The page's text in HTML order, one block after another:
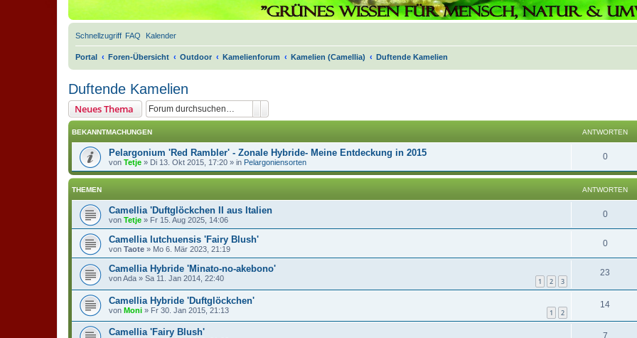
Schnellzugriff FAQ Kalender
Portal Foren-Übersicht Outdoor Kamelienforum Kamelien (Camellia) Duftende Kamelien
Duftende Kamelien
Neues Thema
BEKANNTMACHUNGEN ANTWORTEN
Pelargonium 'Red Rambler' - Zonale Hybride- Meine Entdeckung in 2015
von Tetje » Di 13. Okt 2015, 17:20 » in Pelargoniensorten
0
THEMEN ANTWORTEN
Camellia 'Duftglöckchen II aus Italien
von Tetje » Fr 15. Aug 2025, 14:06
0
Camellia lutchuensis 'Fairy Blush'
von Taote » Mo 6. Mär 2023, 21:19
0
Camellia Hybride 'Minato-no-akebono'
vonAda » Sa 11. Jan 2014, 22:40 1 2 3
23
Camellia Hybride 'Duftglöckchen'
von Moni » Fr 30. Jan 2015, 21:13 1 2
14
Camellia 'Fairy Blush'